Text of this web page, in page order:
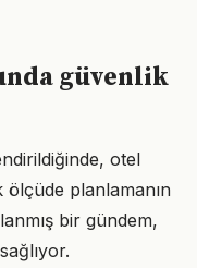
güvenlik
otel
ölçüde planlamanın
bir gündem,